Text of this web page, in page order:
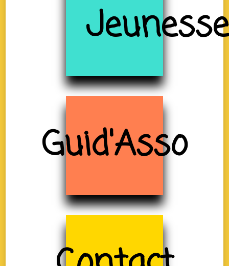
Jeunesse
Guid'Asso